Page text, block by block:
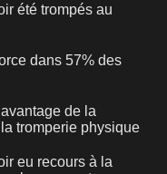
été trompés au
dans 57% des
de la
tromperie physique
eu recours à la